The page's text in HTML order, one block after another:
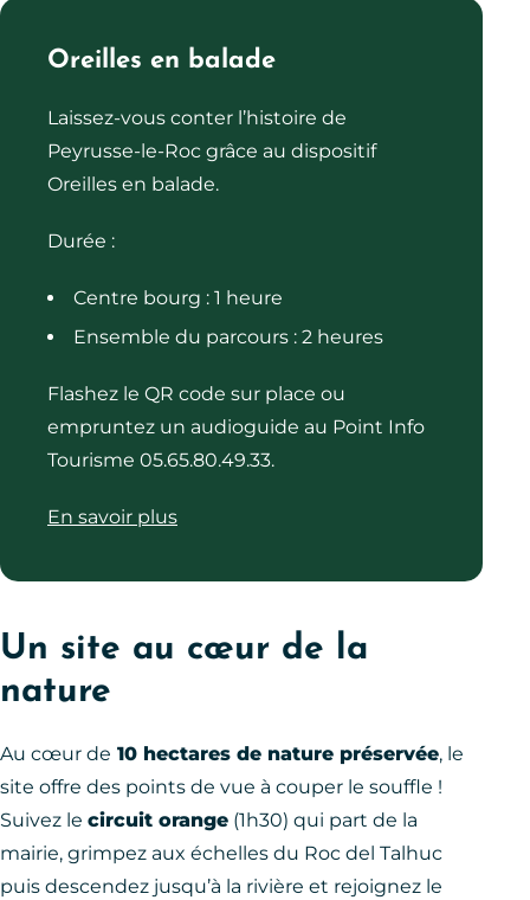
Oreilles en balade
Laissez-vous conter l’histoire de
Peyrusse-le-Roc grâce au dispositif
Oreilles en balade.
Durée :
Centre bourg : 1 heure
Ensemble du parcours : 2 heures
Flashez le QR code sur place ou
empruntez un audioguide au Point Info
Tourisme 05.65.80.49.33.
En savoir plus
Un site au cœur de la
nature
Au cœur de 10 hectares de nature préservée, le
site offre des points de vue à couper le souffle !
Suivez le circuit orange (1h30) qui part de la
mairie, grimpez aux échelles du Roc del Talhuc
puis descendez jusqu’à la rivière et rejoignez le